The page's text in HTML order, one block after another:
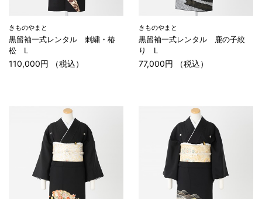
きものやまと
黒留袖一式レンタル 刺繍・椿
松 L
110,000円 （税込）
きものやまと
黒留袖一式レンタル 鹿の子絞
り L
77,000円 （税込）